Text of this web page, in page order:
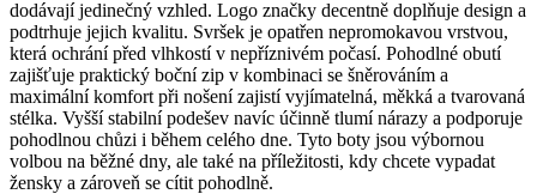
dodávají jedinečný vzhled. Logo značky decentně doplňuje design a
podtrhuje jejich kvalitu. Svršek je opatřen nepromokavou vrstvou,
která ochrání před vlhkostí v nepříznivém počasí. Pohodlné obutí
zajišťuje praktický boční zip v kombinaci se šněrováním a
maximální komfort při nošení zajistí vyjímatelná, měkká a tvarovaná
stélka. Vyšší stabilní podešev navíc účinně tlumí nárazy a podporuje
pohodlnou chůzi i během celého dne. Tyto boty jsou výbornou
volbou na běžné dny, ale také na příležitosti, kdy chcete vypadat
žensky a zároveň se cítit pohodlně.